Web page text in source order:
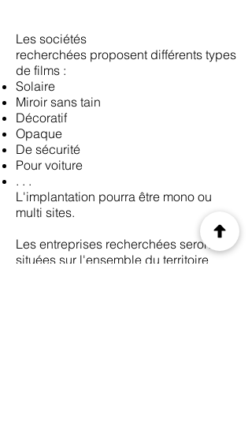
Les sociétés
recherchées proposent différents types
de films :
Solaire
Miroir sans tain
Décoratif
Opaque
De sécurité
Pour voiture
. . .
L'implantation pourra être mono ou
multi sites.
Les entreprises recherchées seront
situées sur l'ensemble du territoire